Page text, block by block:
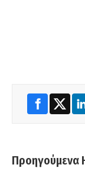
Προηγούμενα